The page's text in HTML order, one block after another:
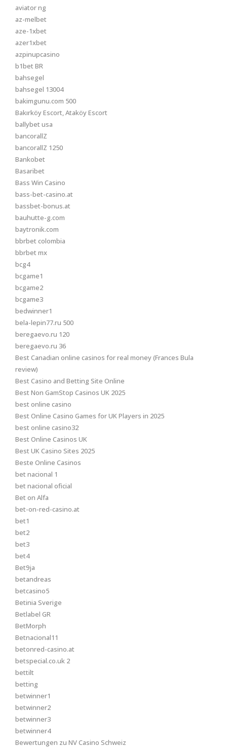
aviator ng
az-melbet
aze-1xbet
azer1xbet
azpinupcasino
b1bet BR
bahsegel
bahsegel 13004
bakimgunu.com 500
Bakırköy Escort, Ataköy Escort
ballybet usa
bancorallZ
bancorallZ 1250
Bankobet
Basaribet
Bass Win Casino
bass-bet-casino.at
bassbet-bonus.at
bauhutte-g.com
baytronik.com
bbrbet colombia
bbrbet mx
bcg4
bcgame1
bcgame2
bcgame3
bedwinner1
bela-lepin77.ru 500
beregaevo.ru 120
beregaevo.ru 36
Best Canadian online casinos for real money (Frances Bula
review)
Best Casino and Betting Site Online
Best Non GamStop Casinos UK 2025
best online casino
Best Online Casino Games for UK Players in 2025
best online casino32
Best Online Casinos UK
Best UK Casino Sites 2025
Beste Online Casinos
bet nacional 1
bet nacional oficial
Bet on Alfa
bet-on-red-casino.at
bet1
bet2
bet3
bet4
Bet9ja
betandreas
betcasino5
Betinia Sverige
Betlabel GR
BetMorph
Betnacional11
betonred-casino.at
betspecial.co.uk 2
bettilt
betting
betwinner1
betwinner2
betwinner3
betwinner4
Bewertungen zu NV Casino Schweiz